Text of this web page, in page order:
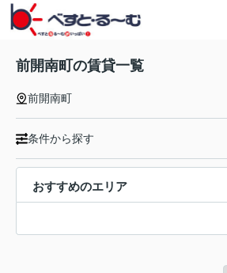
前開南町の賃貸一覧
前開南町
条件から探す
おすすめのエリア